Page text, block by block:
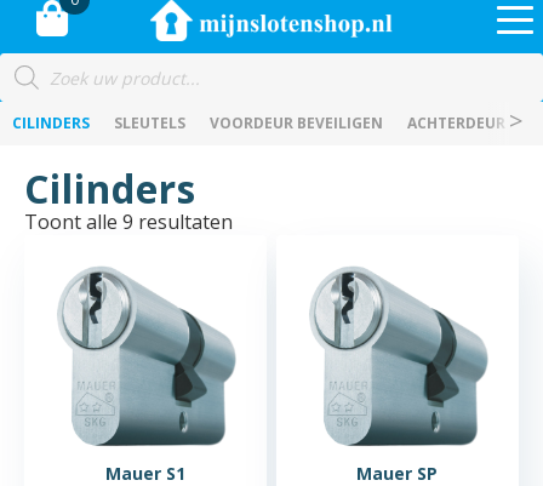
Producten
zoeken
CILINDERS SLEUTELS VOORDEUR BEVEILIGEN ACHTERDEUR
Cilinders
Toont alle 9 resultaten
Mauer S1 Mauer SP